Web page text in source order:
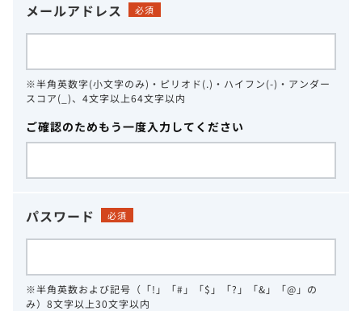
メールアドレス 必須
※半角英数字(小文字のみ)・ピリオド(.)・ハイフン(-)・アンダー
スコア(_)、4文字以上64文字以内
ご確認のためもう一度入力してください
パスワード 必須
※半角英数および記号（「!」「#」「$」「?」「&」「@」の
み）8文字以上30文字以内